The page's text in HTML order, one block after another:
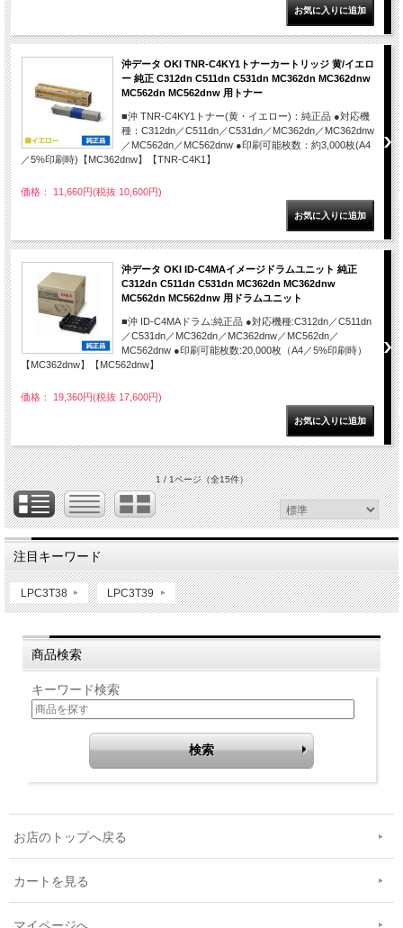
沖データ OKI TNR-C4KY1トナーカートリッジ 黄/イエロ
ー 純正 C312dn C511dn C531dn MC362dn MC362dnw
MC562dn MC562dnw 用トナー
■沖 TNR-C4KY1トナー(黄・イエロー)：純正品 ●対応機
種：C312dn／C511dn／C531dn／MC362dn／MC362dnw
／MC562dn／MC562dnw ●印刷可能枚数：約3,000枚(A4
／5%印刷時)【MC362dnw】【TNR-C4K1】
価格： 11,660円(税抜 10,600円)
沖データ OKI ID-C4MAイメージドラムユニット 純正
C312dn C511dn C531dn MC362dn MC362dnw
MC562dn MC562dnw 用ドラムユニット
■沖 ID-C4MAドラム:純正品 ●対応機種:C312dn／C511dn
／C531dn／MC362dn／MC362dnw／MC562dn／
MC562dnw ●印刷可能枚数:20,000枚（A4／5%印刷時）
【MC362dnw】【MC562dnw】
価格： 19,360円(税抜 17,600円)
1 / 1ページ（全15件）
注目キーワード
LPC3T38 LPC3T39
商品検索
キーワード検索
お店のトップへ戻る
カートを見る